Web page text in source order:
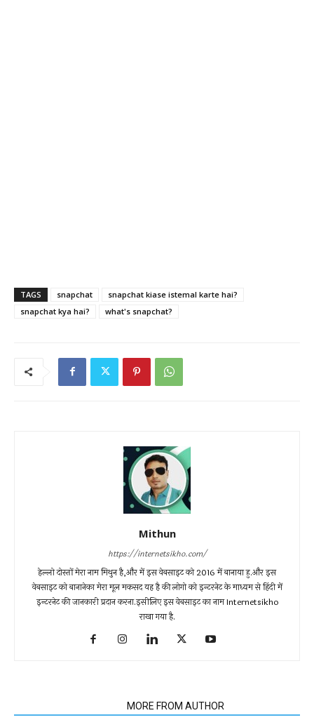
TAGS snapchat
snapchat kiase istemal karte hai?
snapchat kya hai?
what's snapchat?
Mithun
https://internetsikho.com/
हेल्लो दोस्तों मेरा नाम मिथुन है,और में इस वेबसाइट को 2016 में बानाया हु.और इस
वेबसाइट को बानानेका मेरा मूल मकसद यह है की लोगो को इन्टरनेट के माध्यम से हिंदी में
इन्टरनेट की जानकारी प्रदान करना.इसीलिए इस वेबसाइट का नाम Internetsikho
राखा गया है.
MORE FROM AUTHOR